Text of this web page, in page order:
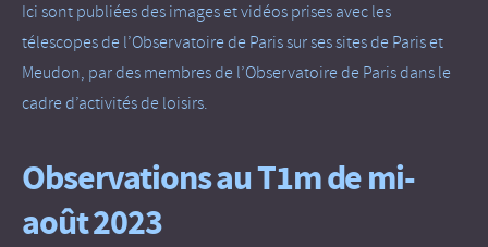
Ici sont publiées des images et vidéos prises avec les
télescopes de l’Observatoire de Paris sur ses sites de Paris et
Meudon, par des membres de l’Observatoire de Paris dans le
cadre d’activités de loisirs.
Observations au T1m de mi-
août 2023